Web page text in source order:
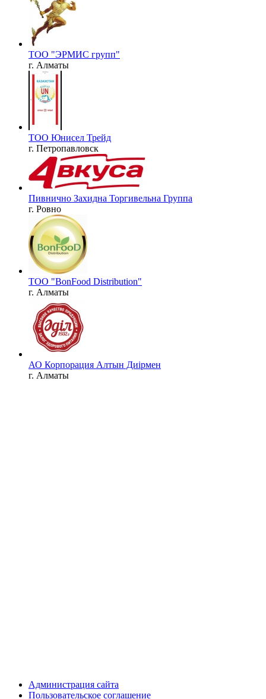
ТОО "ЭРМИС групп"
г. Алматы
ТОО Юнисел Трейд
г. Петропавловск
Пивнично Захидна Торгивельна Группа
г. Ровно
ТОО "BonFood Distribution"
г. Алматы
АО Корпорация Алтын Диірмен
г. Алматы
Администрация сайта
Пользовательское соглашение